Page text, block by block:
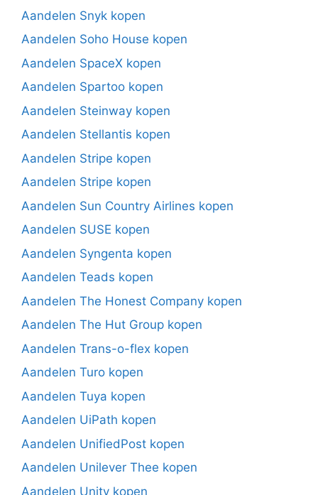
Aandelen Snyk kopen
Aandelen Soho House kopen
Aandelen SpaceX kopen
Aandelen Spartoo kopen
Aandelen Steinway kopen
Aandelen Stellantis kopen
Aandelen Stripe kopen
Aandelen Stripe kopen
Aandelen Sun Country Airlines kopen
Aandelen SUSE kopen
Aandelen Syngenta kopen
Aandelen Teads kopen
Aandelen The Honest Company kopen
Aandelen The Hut Group kopen
Aandelen Trans-o-flex kopen
Aandelen Turo kopen
Aandelen Tuya kopen
Aandelen UiPath kopen
Aandelen UnifiedPost kopen
Aandelen Unilever Thee kopen
Aandelen Unity kopen